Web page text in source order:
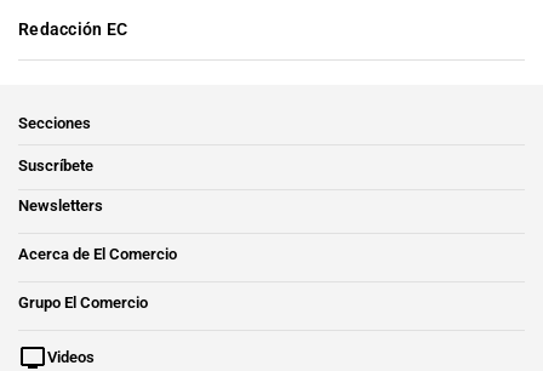
Redacción EC
Secciones
Suscríbete
Newsletters
Acerca de El Comercio
Grupo El Comercio
Videos